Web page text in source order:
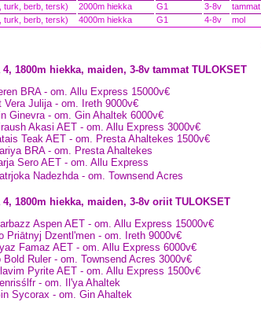
turk, berb, tersk) 2000m hiekka G1 3-8v tammat
turk, berb, tersk) 4000m hiekka G1 4-8v mol
1800m hiekka, maiden, 3-8v tammat TULOKSET
BRA - om. Allu Express 15000v€
Vera Julija - om. Ireth 9000v€
Ginevra - om. Gin Ahaltek 6000v€
Akasi AET - om. Allu Express 3000v€
Teak AET - om. Presta Ahaltekes 1500v€
BRA - om. Presta Ahaltekes
Sero AET - om. Allu Express
Nadezhda - om. Townsend Acres
1800m hiekka, maiden, 3-8v oriit TULOKSET
Aspen AET - om. Allu Express 15000v€
Priātnyj Dzentl'men - om. Ireth 9000v€
Famaz AET - om. Allu Express 6000v€
Bold Ruler - om. Townsend Acres 3000v€
Pyrite AET - om. Allu Express 1500v€
- om. Il'ya Ahaltek
Sycorax - om. Gin Ahaltek